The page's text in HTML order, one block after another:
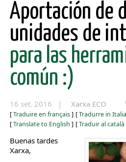
Aportación de
unidades de
para las
común :)
16 set. 2016 | Xarxa ECO
[Traduire en français] [Tradurre in
[Translate to English ] [Traduir al català
Buenas tardes
Xarxa,